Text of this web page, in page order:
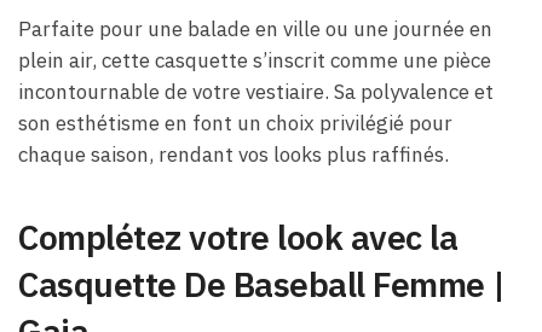
Parfaite pour une balade en ville ou une journée en
plein air, cette casquette s’inscrit comme une pièce
incontournable de votre vestiaire. Sa polyvalence et
son esthétisme en font un choix privilégié pour
chaque saison, rendant vos looks plus raffinés.
Complétez votre look avec la
Casquette De Baseball Femme |​